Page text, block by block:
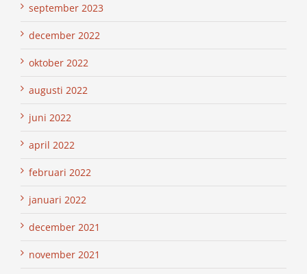
september 2023
december 2022
oktober 2022
augusti 2022
juni 2022
april 2022
februari 2022
januari 2022
december 2021
november 2021